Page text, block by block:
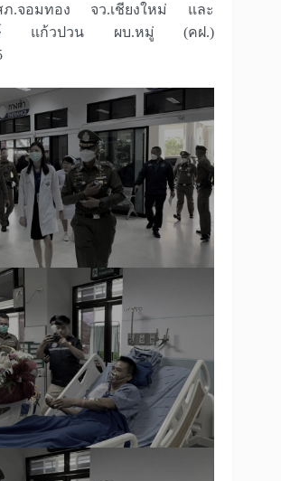
อมทอง จว.เชียงใหม่ และ
งษ์ แก้วปวน ผบ.หมู่ (คฝ.)